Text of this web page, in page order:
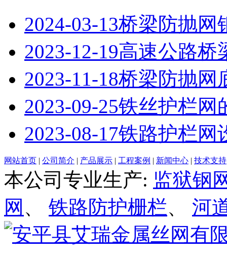
2024-03-13桥梁防抛网
2023-12-19高速公路桥
2023-11-18桥梁防抛网
2023-09-25铁丝护栏网
2023-08-17铁路护栏网
网站首页 | 公司简介 | 产品展示 | 工程案例 | 新闻中心 | 技术支持
本公司专业生产: 监狱钢
网 、 铁路防护栅栏、 河